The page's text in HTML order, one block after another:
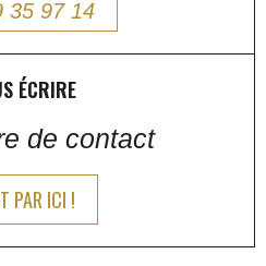
35 97 14
ÉCRIRE
de contact
PAR ICI !